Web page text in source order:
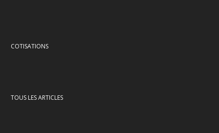
COTISATIONS
TOUS LES ARTICLES